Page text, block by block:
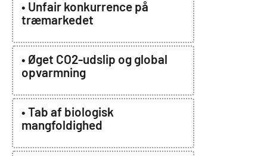
• Unfair konkurrence på
træmarkedet
• Øget CO2-udslip og global
opvarmning
• Tab af biologisk
mangfoldighed